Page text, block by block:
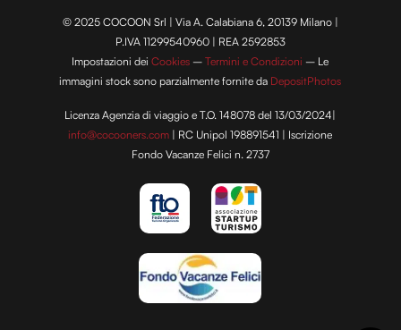
© 2025 COCOON Srl | Via A. Calabiana 6, 20139 Milano |
P.IVA 11299540960 | REA 2592853
Impostazioni deiCookies –Termini e Condizioni – Le
immagini stock sono parzialmente fornite da DepositPhotos
Licenza Agenzia di viaggio e T.O. 148078 del 13/03/2024|
info@cocooners.com | RC Unipol 198891541 | Iscrizione
Fondo Vacanze Felici n. 2737